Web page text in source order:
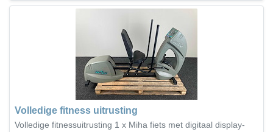
Volledige fitness uitrusting
Volledige fitnessuitrusting 1 x Miha fiets met digitaal display-